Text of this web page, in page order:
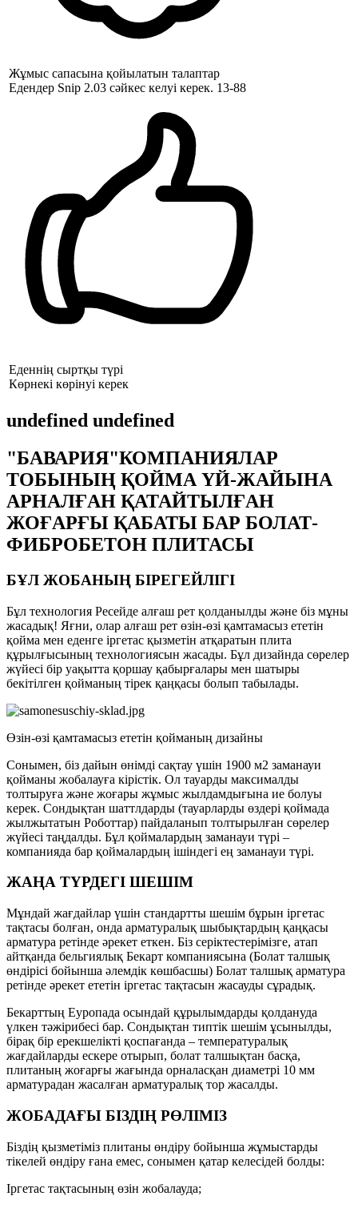
Жұмыс сапасына қойылатын талаптар
Едендер Snip 2.03 сәйкес келуі керек. 13-88
Еденнің сыртқы түрі
Көрнекі көрінуі керек
undefined undefined
"БАВАРИЯ"КОМПАНИЯЛАР
ТОБЫНЫҢ ҚОЙМА ҮЙ-ЖАЙЫНА
АРНАЛҒАН ҚАТАЙТЫЛҒАН
ЖОҒАРҒЫ ҚАБАТЫ БАР БОЛАТ-
ФИБРОБЕТОН ПЛИТАСЫ
БҰЛ ЖОБАНЫҢ БІРЕГЕЙЛІГІ
Бұл технология Ресейде алғаш рет қолданылды және біз мұны
жасадық! Яғни, олар алғаш рет өзін-өзі қамтамасыз ететін
қойма мен еденге іргетас қызметін атқаратын плита
құрылғысының технологиясын жасады. Бұл дизайнда сөрелер
жүйесі бір уақытта қоршау қабырғалары мен шатыры
бекітілген қойманың тірек қаңқасы болып табылады.
Өзін-өзі қамтамасыз ететін қойманың дизайны
Сонымен, біз дайын өнімді сақтау үшін 1900 м2 заманауи
қойманы жобалауға кірістік. Ол тауарды максималды
толтыруға және жоғары жұмыс жылдамдығына ие болуы
керек. Сондықтан шаттлдарды (тауарларды өздері қоймада
жылжытатын Роботтар) пайдаланып толтырылған сөрелер
жүйесі таңдалды. Бұл қоймалардың заманауи түрі –
компанияда бар қоймалардың ішіндегі ең заманауи түрі.
ЖАҢА ТҮРДЕГІ ШЕШІМ
Мұндай жағдайлар үшін стандартты шешім бұрын іргетас
тақтасы болған, онда арматуралық шыбықтардың қаңқасы
арматура ретінде әрекет еткен. Біз серіктестерімізге, атап
айтқанда бельгиялық Бекарт компаниясына (Болат талшық
өндірісі бойынша әлемдік көшбасшы) Болат талшық арматура
ретінде әрекет ететін іргетас тақтасын жасауды сұрадық.
Бекарттың Еуропада осындай құрылымдарды қолдануда
үлкен тәжірибесі бар. Сондықтан типтік шешім ұсынылды,
бірақ бір ерекшелікті қоспағанда – температуралық
жағдайларды ескере отырып, болат талшықтан басқа,
плитаның жоғарғы жағында орналасқан диаметрі 10 мм
арматурадан жасалған арматуралық тор жасалды.
ЖОБАДАҒЫ БІЗДІҢ РӨЛІМІЗ
Біздің қызметіміз плитаны өндіру бойынша жұмыстарды
тікелей өндіру ғана емес, сонымен қатар келесідей болды:
Іргетас тақтасының өзін жобалауда;